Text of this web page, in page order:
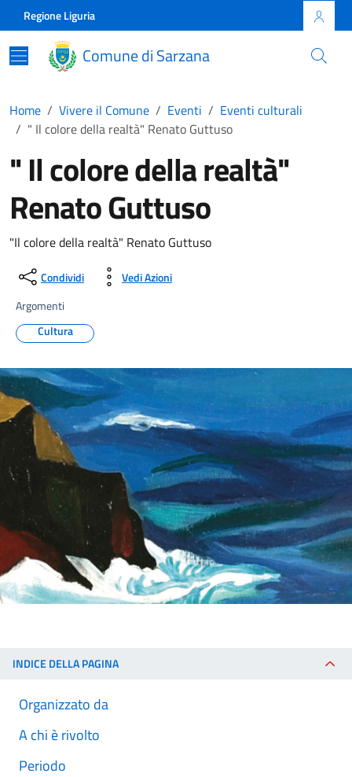
Skip to main content
Comune di Sarzana
Regione Liguria
Comune di Sarzana
Home Vivere il Comune Eventi
Eventi culturali
" Il colore della realtà" Renato Guttuso
" Il colore della realtà"
Renato Guttuso
"Il colore della realtà" Renato Guttuso
Condividi
Vedi Azioni
Argomenti
Cultura
INDICE DELLA PAGINA
Organizzato da
A chi è rivolto
Periodo